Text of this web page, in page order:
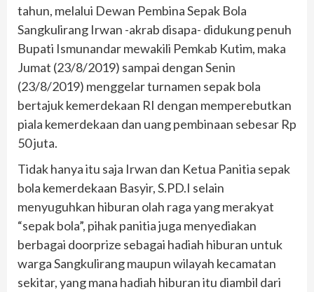
tahun, melalui Dewan Pembina Sepak Bola
Sangkulirang Irwan -akrab disapa- didukung penuh
Bupati Ismunandar mewakili Pemkab Kutim, maka
Jumat (23/8/2019) sampai dengan Senin
(23/8/2019) menggelar turnamen sepak bola
bertajuk kemerdekaan RI dengan memperebutkan
piala kemerdekaan dan uang pembinaan sebesar Rp
50 juta.
Tidak hanya itu saja Irwan dan Ketua Panitia sepak
bola kemerdekaan Basyir, S.PD.I selain
menyuguhkan hiburan olah raga yang merakyat
“sepak bola”, pihak panitia juga menyediakan
berbagai doorprize sebagai hadiah hiburan untuk
warga Sangkulirang maupun wilayah kecamatan
sekitar, yang mana hadiah hiburan itu diambil dari